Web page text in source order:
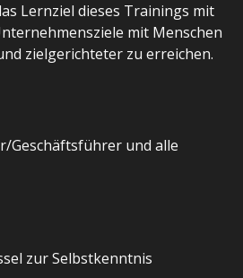
Lernziel dieses Trainings mit
mit Menschen
zielgerichteter zu erreichen.
Geschäftsführer und alle
zur Selbstkenntnis